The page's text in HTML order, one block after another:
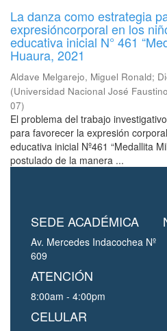
La danza como estrategia
expresióncorporal en los
educativa inicial N° 461
Huaura, 2021
Aldave Melgarejo, Miguel Ronald;
(Universidad Nacional José
07)
El problema del trabajo
para favorecer la expresión
educativa inicial Nº461 “Medallita
postulado de la manera ...
SEDE ACADÉMICA
Av. Mercedes Indacochea Nº
609
ATENCIÓN
8:00am - 4:00pm
CELULAR